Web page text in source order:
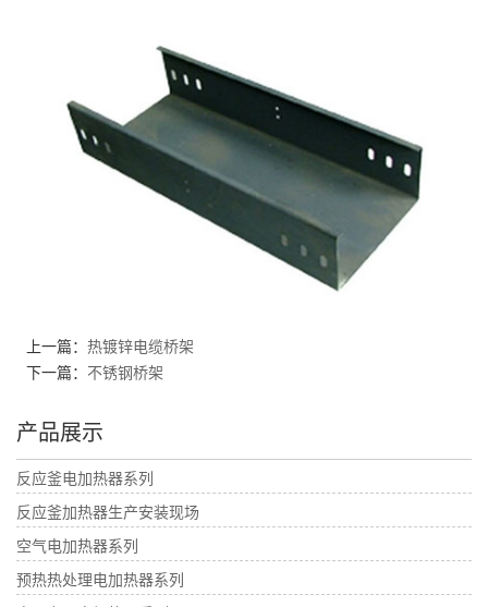
上一篇： 热镀锌电缆桥架
下一篇： 不锈钢桥架
产品展示
反应釜电加热器系列
反应釜加热器生产安装现场
空气电加热器系列
预热热处理电加热器系列